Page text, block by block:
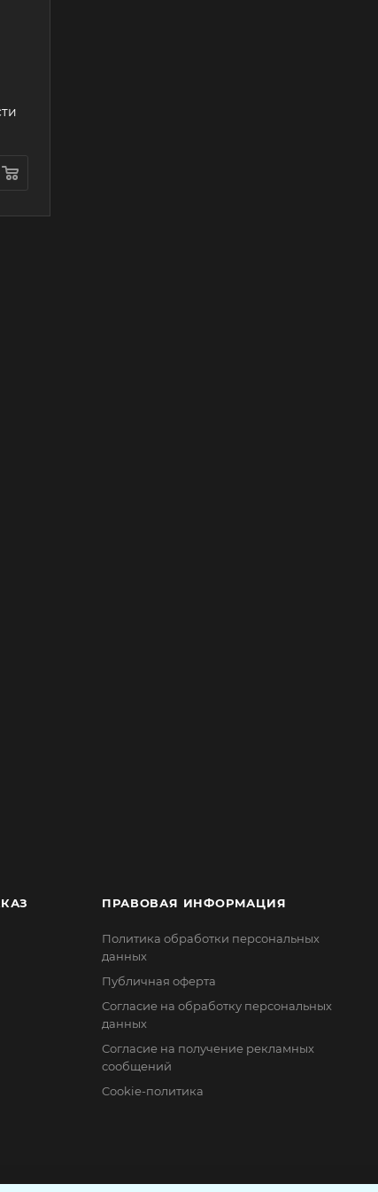
ПРАВОВАЯ ИНФОРМАЦИЯ
Политика обработки персональных
данных
Публичная оферта
Согласие на обработку персональных
данных
Согласие на получение рекламных
сообщений
Cookie-политика